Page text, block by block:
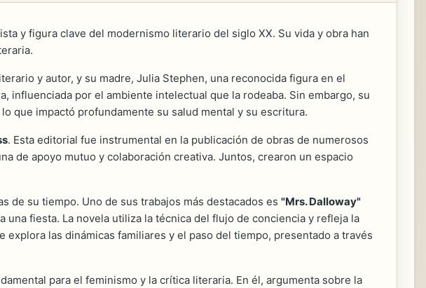
y figura clave del modernismo literario del siglo XX. Su vida y obra han
y autor, y su madre, Julia Stephen, una reconocida figura en el
por el ambiente intelectual que la rodeaba. Sin embargo, su
que impactó profundamente su salud mental y su escritura.
. Esta editorial fue instrumental en la publicación de obras de numerosos
de apoyo mutuo y colaboración creativa. Juntos, crearon un espacio
de su tiempo. Uno de sus trabajos más destacados es "Mrs. Dalloway"
fiesta. La novela utiliza la técnica del flujo de conciencia y refleja la
explora las dinámicas familiares y el paso del tiempo, presentado a través
para el feminismo y la crítica literaria. En él, argumenta sobre la